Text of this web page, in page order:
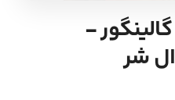
-
شر